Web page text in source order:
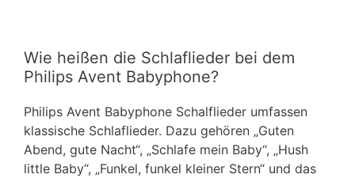
Wie heißen die Schlaflieder bei dem
Philips Avent Babyphone?
Philips Avent Babyphone Schalflieder umfassen
klassische Schlaflieder. Dazu gehören „Guten
Abend, gute Nacht“, „Schlafe mein Baby“, „Hush
little Baby“, „Funkel, funkel kleiner Stern“ und das